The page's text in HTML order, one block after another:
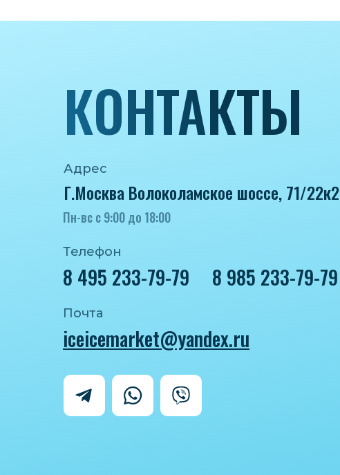
Адрес
Г.Москва Волоколамское шоссе, 71/22к2
Пн-вс с 9:00 до 18:00
Телефон
8 495 233-79-79
Почта
iceicemarket@yandex.ru
8 985 233-79-79
КОНТАКТЫ